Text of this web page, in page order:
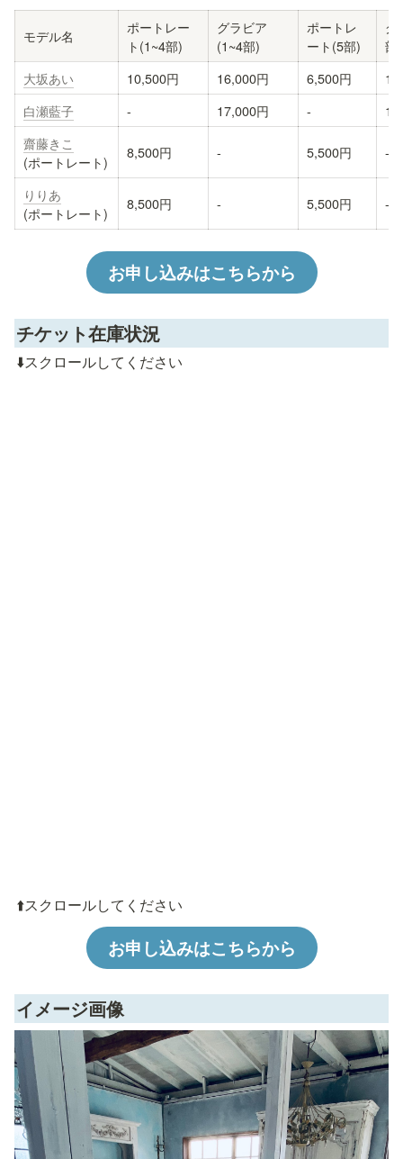
モデル名
ポートレー
ト(1~4部)
グラビア
(1~4部)
ポートレ
ート(5部)
グ
部)
大坂あい
10,500円 16,000円 6,500円
白瀬藍子
- 17,000円 -
齋藤きこ
(ポートレート)
8,500円 - 5,500円 -
りりあ
(ポートレート)
8,500円 - 5,500円 -
お申し込みはこちらから
チケット在庫状況
⬇️スクロールしてください
⬆️スクロールしてください
お申し込みはこちらから
イメージ画像